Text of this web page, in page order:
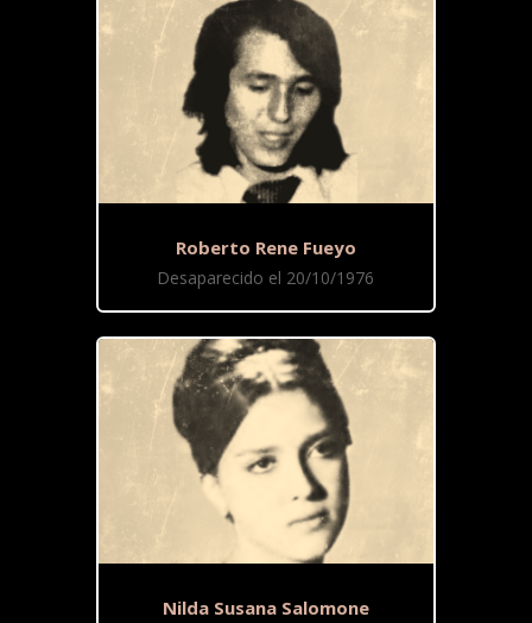
Roberto Rene Fueyo
Desaparecido el 20/10/1976
Nilda Susana Salomone